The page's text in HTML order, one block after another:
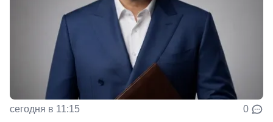
сегодня в 11:15 0